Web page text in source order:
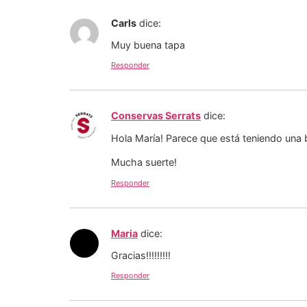
Carls dice:
Muy buena tapa
Responder
Conservas Serrats dice:
Hola María! Parece que está teniendo una
Mucha suerte!
Responder
Maria dice:
Gracias!!!!!!!!!
Responder